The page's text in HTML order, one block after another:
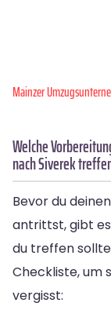
Mainzer
Welche
nach Siverek
Bevor du deinen
antrittst, gibt
du treffen
Checkliste, um
vergisst: